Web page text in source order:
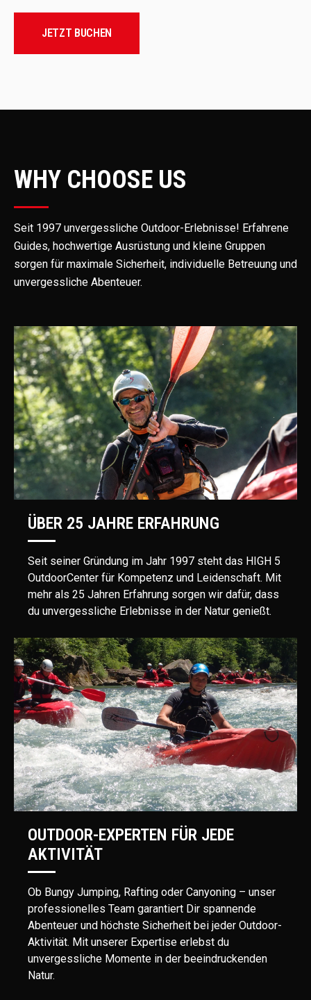
JETZT BUCHEN
WHY CHOOSE US
Seit 1997 unvergessliche Outdoor-Erlebnisse! Erfahrene
Guides, hochwertige Ausrüstung und kleine Gruppen
sorgen für maximale Sicherheit, individuelle Betreuung und
unvergessliche Abenteuer.
ÜBER 25 JAHRE ERFAHRUNG
Seit seiner Gründung im Jahr 1997 steht das HIGH 5
OutdoorCenter für Kompetenz und Leidenschaft. Mit
mehr als 25 Jahren Erfahrung sorgen wir dafür, dass
du unvergessliche Erlebnisse in der Natur genießt.
OUTDOOR-EXPERTEN FÜR JEDE
AKTIVITÄT
Ob Bungy Jumping, Rafting oder Canyoning – unser
professionelles Team garantiert Dir spannende
Abenteuer und höchste Sicherheit bei jeder Outdoor-
Aktivität. Mit unserer Expertise erlebst du
unvergessliche Momente in der beeindruckenden
Natur.